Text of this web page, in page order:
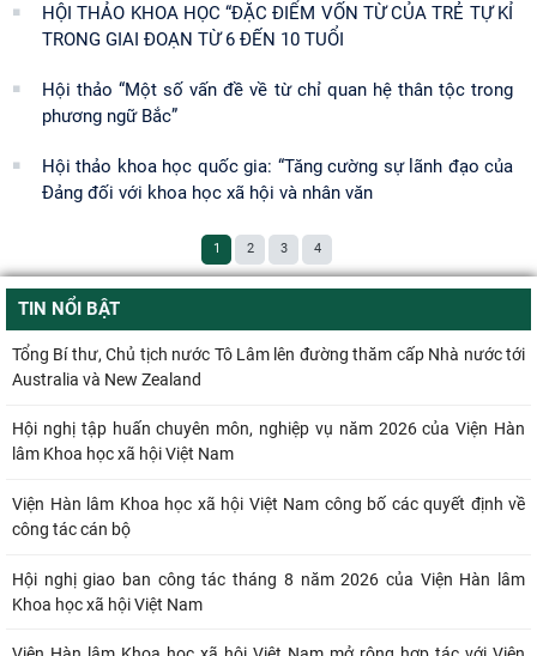
HỘI THẢO KHOA HỌC “ĐẶC ĐIỂM VỐN TỪ CỦA TRẺ TỰ KỈ
TRONG GIAI ĐOẠN TỪ 6 ĐẾN 10 TUỔI
Hội thảo “Một số vấn đề về từ chỉ quan hệ thân tộc trong
phương ngữ Bắc”
Hội thảo khoa học quốc gia: “Tăng cường sự lãnh đạo của
Đảng đối với khoa học xã hội và nhân văn
1 2 3 4
TIN NỔI BẬT
Tổng Bí thư, Chủ tịch nước Tô Lâm lên đường thăm cấp Nhà nước tới
Australia và New Zealand
Hội nghị tập huấn chuyên môn, nghiệp vụ năm 2026 của Viện Hàn
lâm Khoa học xã hội Việt Nam
Viện Hàn lâm Khoa học xã hội Việt Nam công bố các quyết định về
công tác cán bộ
Hội nghị giao ban công tác tháng 8 năm 2026 của Viện Hàn lâm
Khoa học xã hội Việt Nam